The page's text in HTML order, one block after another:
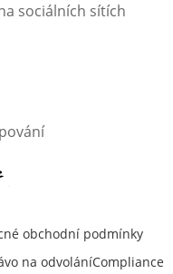
sociálních sítích
novém okně
obchodní podmínky
na odvoláníCompliance